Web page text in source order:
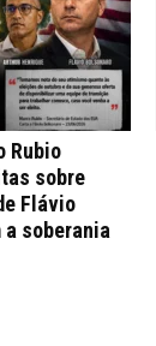
Rubio
sobre
Flávio
a soberania